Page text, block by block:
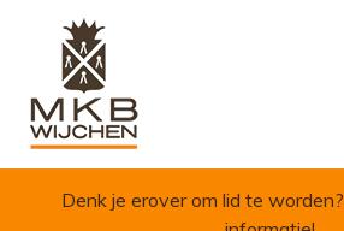
Skip to content
Denk je erover om lid te worden?